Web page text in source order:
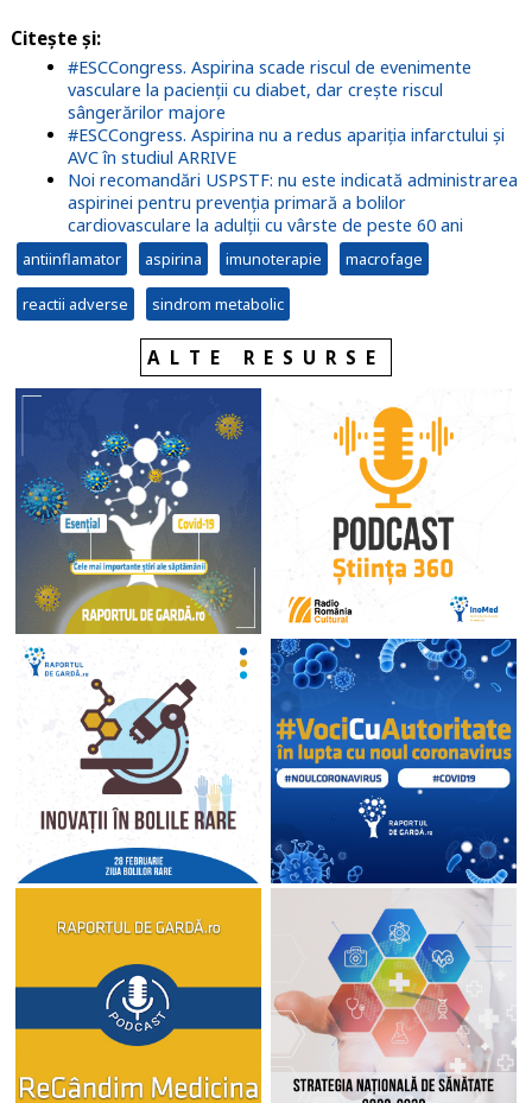
Citeşte şi:
#ESCCongress. Aspirina scade riscul de evenimente
vasculare la pacienții cu diabet, dar crește riscul
sângerărilor majore
#ESCCongress. Aspirina nu a redus apariția infarctului și
AVC în studiul ARRIVE
Noi recomandări USPSTF: nu este indicată administrarea
aspirinei pentru prevenția primară a bolilor
cardiovasculare la adulții cu vârste de peste 60 ani
antiinflamator aspirina imunoterapie macrofage
reactii adverse sindrom metabolic
ALTE RESURSE